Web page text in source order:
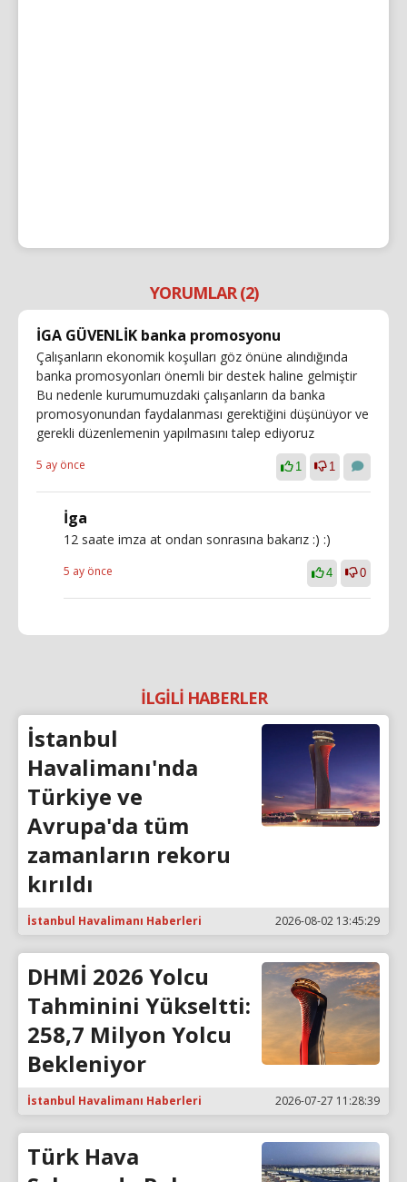
YORUMLAR (2)
İGA GÜVENLİK banka promosyonu
Çalışanların ekonomik koşulları göz önüne alındığında
banka promosyonları önemli bir destek haline gelmiştir
Bu nedenle kurumumuzdaki çalışanların da banka
promosyonundan faydalanması gerektiğini düşünüyor ve
gerekli düzenlemenin yapılmasını talep ediyoruz
5 ay önce 1 1
İga
12 saate imza at ondan sonrasına bakarız :) :)
5 ay önce 4 0
İLGİLİ HABERLER
İstanbul
Havalimanı'nda
Türkiye ve
Avrupa'da tüm
zamanların rekoru
kırıldı
İstanbul Havalimanı Haberleri 2026-08-02 13:45:29
DHMİ 2026 Yolcu
Tahminini Yükseltti:
258,7 Milyon Yolcu
Bekleniyor
İstanbul Havalimanı Haberleri 2026-07-27 11:28:39
Türk Hava